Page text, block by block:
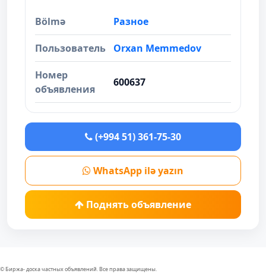
Bölmə Разное
Пользователь Orxan Memmedov
Номер
объявления
600637
(+994 51) 361-75-30
WhatsApp ilə yazın
Поднять объявление
© Биржа- доска частных объявлений. Все права защищены.